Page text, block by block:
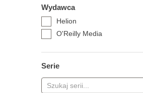
Wydawca
Helion
O'Reilly Media
Serie